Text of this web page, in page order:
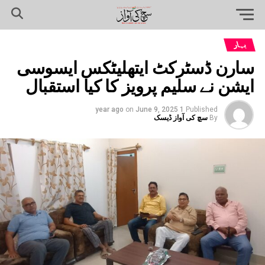
بہار
سارن ڈسٹرکٹ ایتھلیٹکس ایسوسی
ایشن نے سلیم پرویز کا کیا استقبال
Published
1 year ago
on June 9, 2025
By سچ کی آواز ڈیسک